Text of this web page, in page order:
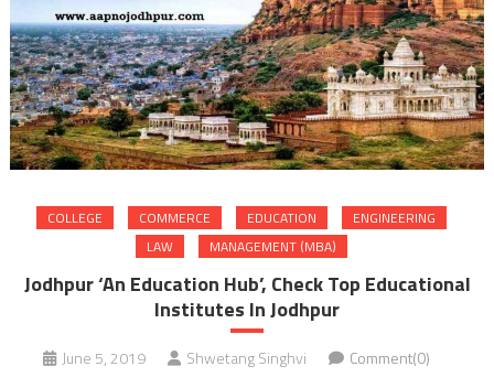
COLLEGE COMMERCE EDUCATION
ENGINEERING
LAW
MANAGEMENT (MBA)
Jodhpur ‘An Education Hub’, Check Top Educational
Institutes In Jodhpur
June 5, 2019 Shwetang Singhvi Comment(0)